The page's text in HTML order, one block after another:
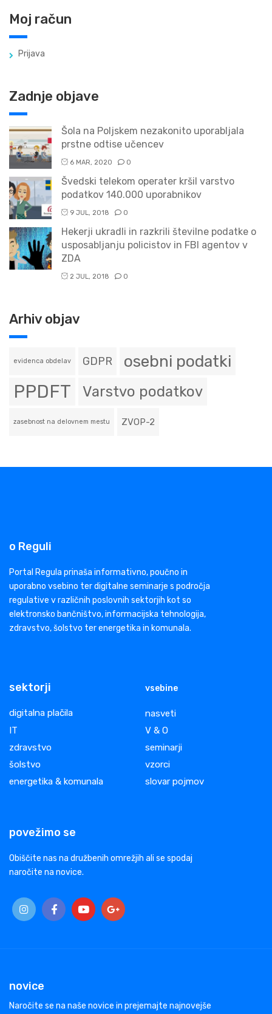
Moj račun
Prijava
Zadnje objave
Šola na Poljskem nezakonito uporabljala
prstne odtise učencev
6 MAR, 2020 0
Švedski telekom operater kršil varstvo
podatkov 140.000 uporabnikov
9 JUL, 2018 0
Hekerji ukradli in razkrili številne podatke o
usposabljanju policistov in FBI agentov v
ZDA
2 JUL, 2018 0
Arhiv objav
evidenca obdelav GDPR osebni podatki
PPDFT Varstvo podatkov
zasebnost na delovnem mestu ZVOP-2
o Reguli
Portal Regula prinaša informativno, poučno in
uporabno vsebino ter digitalne seminarje s področja
regulative v različnih poslovnih sektorjih kot so
elektronsko bančništvo, informacijska tehnologija,
zdravstvo, šolstvo ter energetika in komunala.
sektorji
digitalna plačila
IT
zdravstvo
šolstvo
energetika & komunala
vsebine
nasveti
V & O
seminarji
vzorci
slovar pojmov
povežimo se
Obiščite nas na družbenih omrežjih ali se spodaj
naročite na novice.
novice
Naročite se na naše novice in prejemajte najnovejše